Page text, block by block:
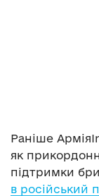
Раніше
як
підтримки
в російський